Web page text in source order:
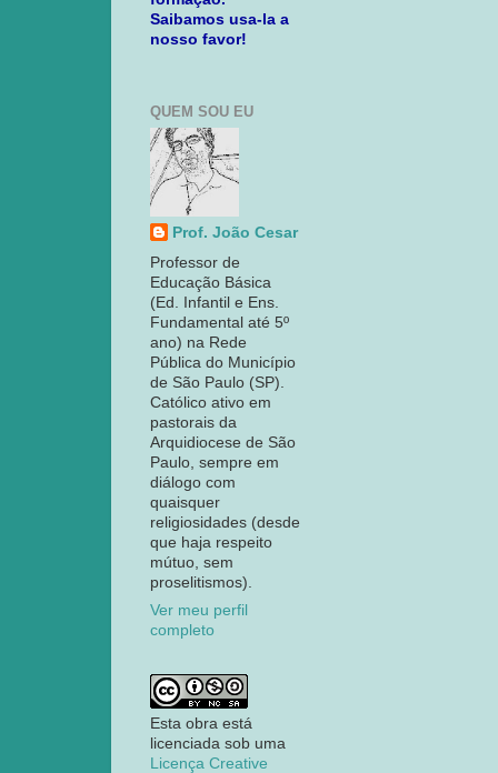
Saibamos usa-la a
nosso favor!
QUEM SOU EU
Prof. João Cesar
Professor de
Educação Básica
(Ed. Infantil e Ens.
Fundamental até 5º
ano) na Rede
Pública do Município
de São Paulo (SP).
Católico ativo em
pastorais da
Arquidiocese de São
Paulo, sempre em
diálogo com
quaisquer
religiosidades (desde
que haja respeito
mútuo, sem
proselitismos).
Ver meu perfil
completo
Esta obra está
licenciada sob uma
Licença Creative